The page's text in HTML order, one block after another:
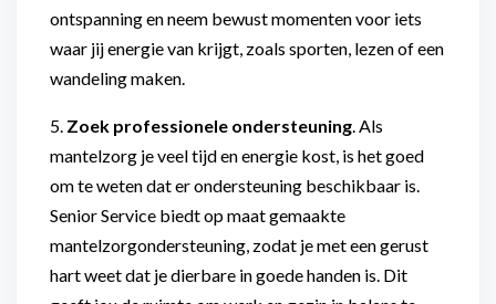
ontspanning en neem bewust momenten voor iets
waar jij energie van krijgt, zoals sporten, lezen of een
wandeling maken.
5. Zoek professionele ondersteuning. Als
mantelzorg je veel tijd en energie kost, is het goed
om te weten dat er ondersteuning beschikbaar is.
Senior Service biedt op maat gemaakte
mantelzorgondersteuning, zodat je met een gerust
hart weet dat je dierbare in goede handen is. Dit